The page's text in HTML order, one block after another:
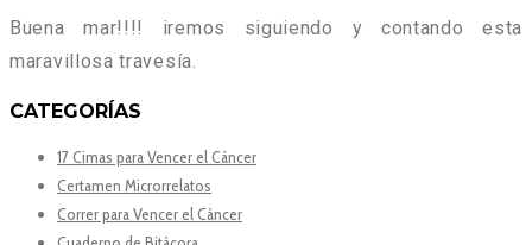
Buena mar!!!! iremos siguiendo y contando esta
maravillosa travesía.
CATEGORÍAS
17 Cimas para Vencer el Cáncer
Certamen Microrrelatos
Correr para Vencer el Cáncer